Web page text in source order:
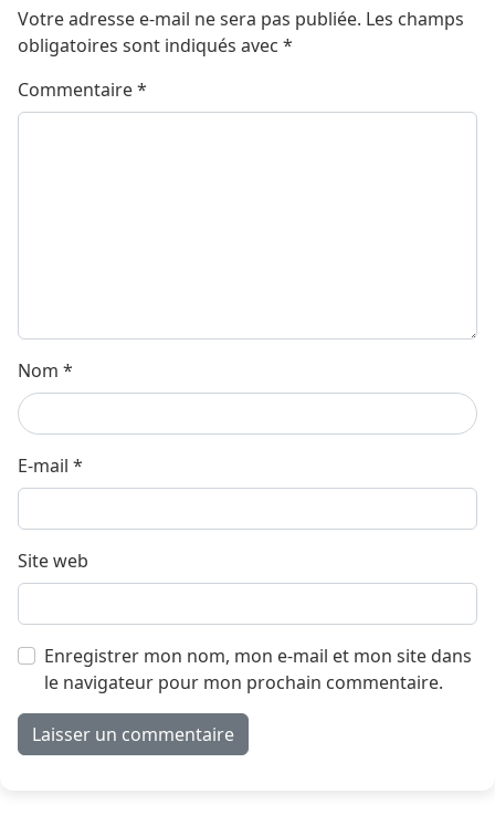
Votre adresse e-mail ne sera pas publiée. Les champs
obligatoires sont indiqués avec *
Commentaire*
Nom *
E-mail *
Site web
Enregistrer mon nom, mon e-mail et mon site dans
le navigateur pour mon prochain commentaire.